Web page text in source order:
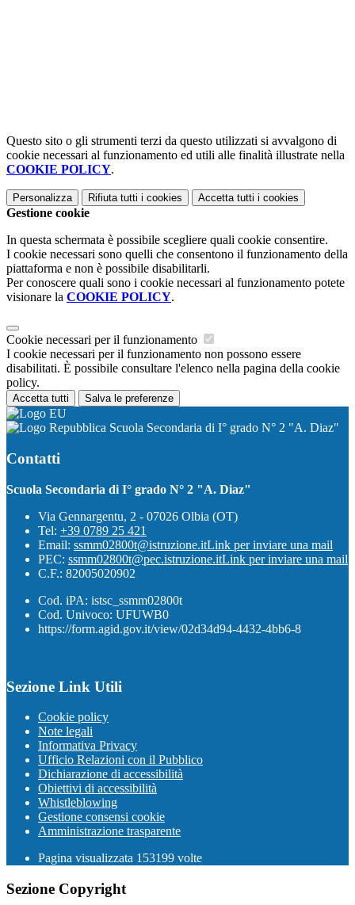
Questo sito o gli strumenti terzi da questo utilizzati si avvalgono di
cookie necessari al funzionamento ed utili alle finalità illustrate nella
COOKIE POLICY.
Personalizza Rifiuta tutti i cookies Accetta tutti i cookies
Gestione cookie
In questa schermata è possibile scegliere quali cookie consentire.
I cookie necessari sono quelli che consentono il funzionamento della
piattaforma e non è possibile disabilitarli.
Per conoscere quali sono i cookie necessari al funzionamento potete
visionare la COOKIE POLICY.
Cookie necessari per il funzionamento
I cookie necessari per il funzionamento non possono essere
disabilitati. È possibile consultare l'elenco nella pagina della cookie
policy.
Accetta tutti Salva le preferenze
Scuola Secondaria di I° grado N° 2 "A. Diaz"
Contatti
Scuola Secondaria di I° grado N° 2 "A. Diaz"
Via Gennargentu, 2 - 07026 Olbia (OT)
Tel: +39 0789 25 421
Email: ssmm02800t@istruzione.itLink per inviare una mail
PEC: ssmm02800t@pec.istruzione.itLink per inviare una mail
C.F.: 82005020902
Cod. iPA: istsc_ssmm02800t
Cod. Univoco: UFUWB0
https://form.agid.gov.it/view/02d34d94-4432-4bb6-8
Sezione Link Utili
Cookie policy
Note legali
Informativa Privacy
Ufficio Relazioni con il Pubblico
Dichiarazione di accessibilità
Obiettivi di accessibilità
Whistleblowing
Gestione consensi cookie
Amministrazione trasparente
Pagina visualizzata 153199 volte
Sezione Copyright